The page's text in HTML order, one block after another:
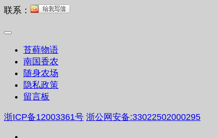
联系：
苔藓物语
南国香农
随身农场
隐私政策
留言板
浙ICP备12003361号 浙公网安备:33022502000295